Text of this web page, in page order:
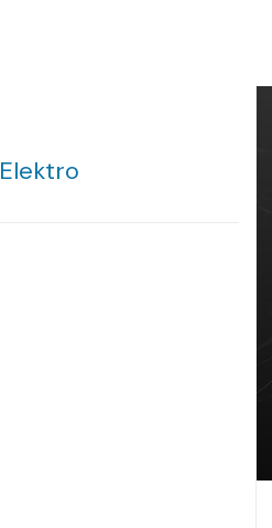
Elektro